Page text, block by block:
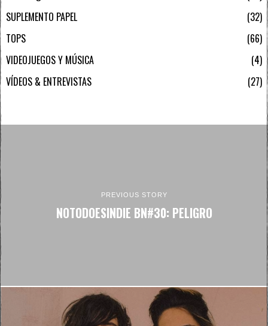
SUPLEMENTO PAPEL
32
TOPS
66
VIDEOJUEGOS Y MÚSICA
4
VÍDEOS & ENTREVISTAS
27
PREVIOUS STORY
NOTODOESINDIE BN#30: PELIGRO